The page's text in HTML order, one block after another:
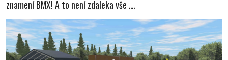
znamení BMX! A to není zdaleka vše ....